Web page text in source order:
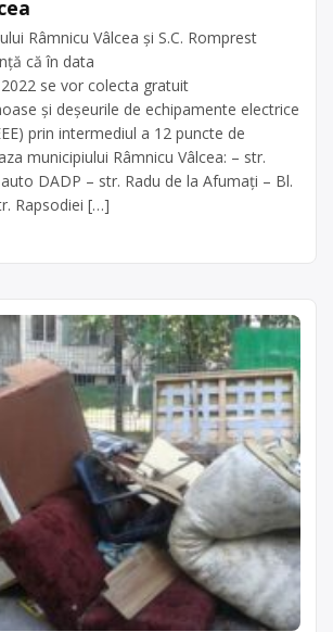
Râmnicu Vâlcea şi S.C. Romprest
că în data
se vor colecta gratuit
şi deşeurile de echipamente electrice
prin intermediul a 12 puncte de
municipiului Râmnicu Vâlcea: – str.
DADP – str. Radu de la Afumaţi – Bl.
Rapsodiei […]